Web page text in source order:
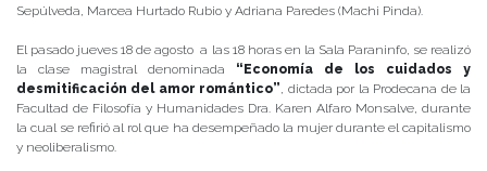
Sepúlveda, Marcea Hurtado Rubio y Adriana Paredes (Machi Pinda).
El pasado jueves 18 de agosto a las 18 horas en la Sala Paraninfo, se realizó
la clase magistral denominada “Economía de los cuidados y
desmitificación del amor romántico” , dictada por la Prodecana de la
Facultad de Filosofía y Humanidades Dra. Karen Alfaro Monsalve, durante
la cual se refirió al rol que ha desempeñado la mujer durante el capitalismo
y neoliberalismo.